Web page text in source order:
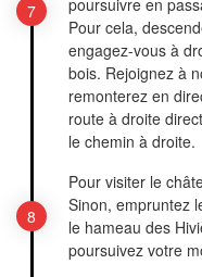
Pour cela,
engagez-vous à
bois. Rejoignez à
remonterez en
route à droite
le chemin à droite.
Pour visiter le
Sinon, empruntez
le hameau des
poursuivez votre